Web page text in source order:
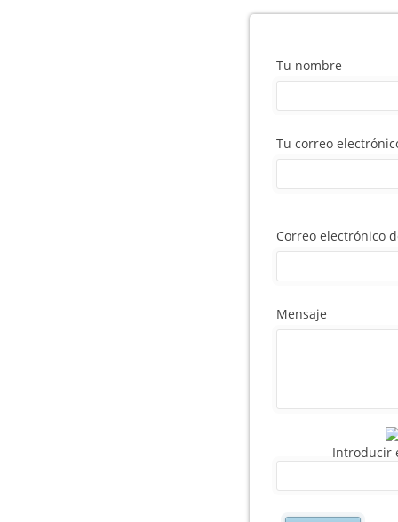
Tu nombre
Tu correo
Correo electrónico
Mensaje
Introducir